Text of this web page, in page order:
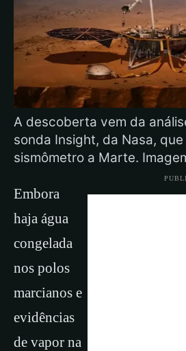
A descoberta vem da
sonda Insight, da Nasa,
sismômetro a Marte.
Embora
haja água
congelada
nos polos
marcianos e
evidências
de vapor na